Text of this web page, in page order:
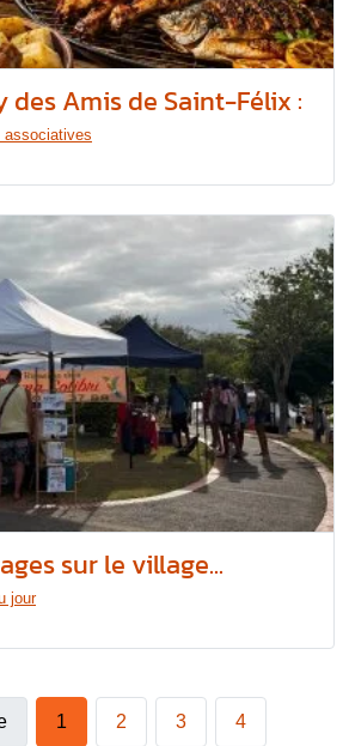
des Amis de Saint-Félix :
sur le village...
jour
1 2 3 4